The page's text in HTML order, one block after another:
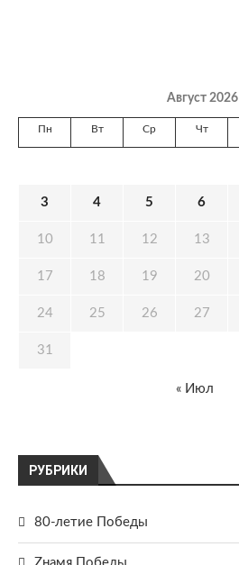
РУБРИКИ
80-летие Победы
Август 2026
Пн Вт Ср Чт
3 4 5 6
10 11 12 13
17 18 19 20
24 25 26 27
31
« Июл